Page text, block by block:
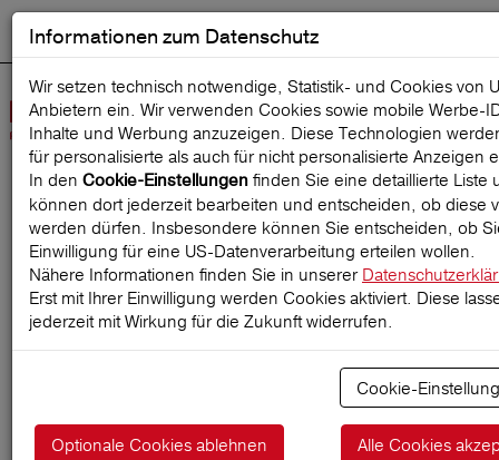
Suche starten
Startseite ReiseMagazin
Heimtransport bei
medizinischen Notfällen im
Informationen zum Datenschutz
Wir setzen technisch notwendige, Statistik- und Cookies von
Anbietern ein. Wir verwenden Cookies sowie mobile
Inhalte und Werbung anzuzeigen. Diese Technologien
für personalisierte als auch für nicht personalisierte Anzeigen
In den Cookie-Einstellungen finden Sie eine detaillierte Liste
können dort jederzeit bearbeiten und entscheiden, ob diese
werden dürfen. Insbesondere können Sie entscheiden, ob
Einwilligung für eine US-Datenverarbeitung erteilen wollen.
Nähere Informationen finden Sie in unserer
Erst mit Ihrer Einwilligung werden Cookies aktiviert. Diese
jederzeit mit Wirkung für die Zukunft widerrufen.
Cookie-
Alle Cookies
Optionale Cookies ablehnen